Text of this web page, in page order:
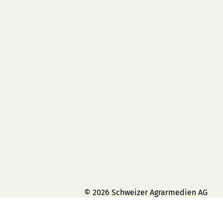
© 2026 Schweizer Agrarmedien AG